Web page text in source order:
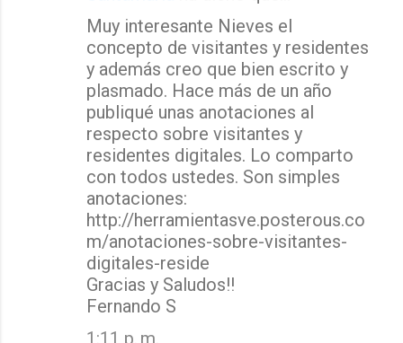
Muy interesante Nieves el
concepto de visitantes y residentes
y además creo que bien escrito y
plasmado. Hace más de un año
publiqué unas anotaciones al
respecto sobre visitantes y
residentes digitales. Lo comparto
con todos ustedes. Son simples
anotaciones:
http://herramientasve.posterous.co
m/anotaciones-sobre-visitantes-
digitales-reside
Gracias y Saludos!!
Fernando S
1:11 p. m.